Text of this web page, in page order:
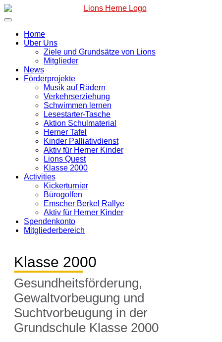
Zum
Inhalt
Home
Über Uns
Ziele und Grundsätze von Lions
Mitglieder
News
Förderprojekte
Musik auf Rädern
Verkehrserziehung
Schwimmen lernen
Lesestarter-Tasche
Aktion Schulmaterial
Herner Tafel
Kinder Palliativdienst
Aktiv für Herner Kinder
Lions Quest
Klasse 2000
Activities
Kickerturnier
Bürogolfen
Emscher Berkel Rallye
Aktiv für Herner Kinder
Spendenkonto
Mitgliederbereich
Klasse 2000
Gesundheitsförderung,
Gewaltvorbeugung und
Suchtvorbeugung in der
Grundschule Klasse 2000